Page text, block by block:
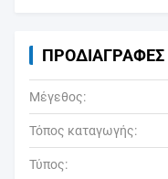
ΠΡΟΔΙΑΓΡΑΦΈΣ
Μέγεθος:
Τόπος καταγωγής:
Τύπος: